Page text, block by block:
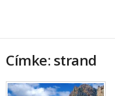
Címke: strand